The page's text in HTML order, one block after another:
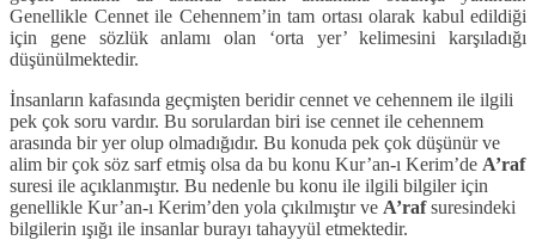
Genellikle Cennet ile Cehennem’in tam ortası olarak kabul edildiği
için gene sözlük anlamı olan ‘orta yer’ kelimesini karşıladığı
düşünülmektedir.
İnsanların kafasında geçmişten beridir cennet ve cehennem ile ilgili
pek çok soru vardır. Bu sorulardan biri ise cennet ile cehennem
arasında bir yer olup olmadığıdır. Bu konuda pek çok düşünür ve
alim bir çok söz sarf etmiş olsa da bu konu Kur’an-ı Kerim’de A’raf
suresi ile açıklanmıştır. Bu nedenle bu konu ile ilgili bilgiler için
genellikle Kur’an-ı Kerim’den yola çıkılmıştır ve A’rafsuresindeki
bilgilerin ışığı ile insanlar burayı tahayyül etmektedir.